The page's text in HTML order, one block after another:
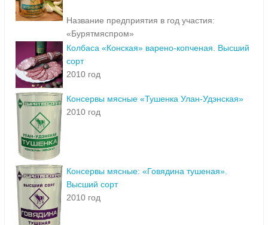
Название предприятия в год участия:
«Бурятмяспром»
Колбаса «Конская» варено-копченая. Высший
сорт
2010 год
Консервы мясные «Тушенка Улан-Удэнская»
2010 год
Консервы мясные: «Говядина тушеная».
Высший сорт
2010 год